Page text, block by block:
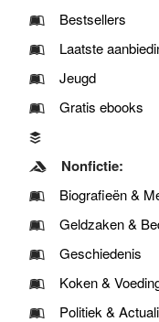
Bestsellers
Laatste
Jeugd
Gratis ebooks
Nonfictie:
Biografieën &
Geldzaken &
Geschiedenis
Koken &
Politiek &